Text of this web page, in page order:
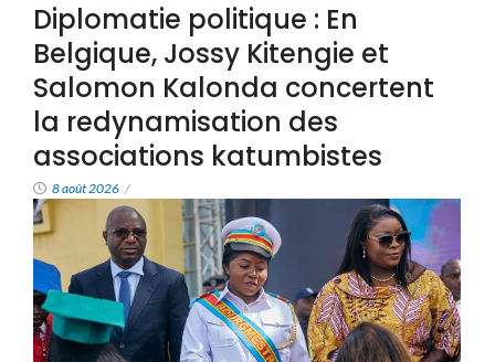
Diplomatie politique : En
Belgique, Jossy Kitengie et
Salomon Kalonda concertent
la redynamisation des
associations katumbistes
8 août 2026 /